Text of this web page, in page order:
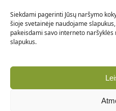
Siekdami pagerinti Jūsų naršymo
šioje svetainėje naudojame
pakeisdami savo interneto
slapukus.
l
e
a
INFORMACIJA PIRKĖJUI
REKVIZITAI